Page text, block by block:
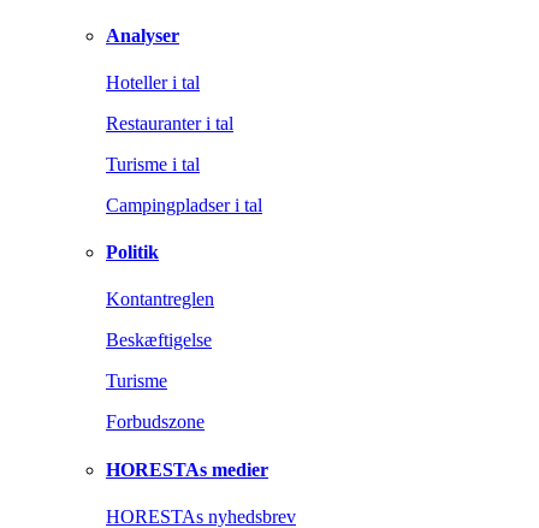
Analyser
Hoteller i tal
Restauranter i tal
Turisme i tal
Campingpladser i tal
Politik
Kontantreglen
Beskæftigelse
Turisme
Forbudszone
HORESTAs medier
HORESTAs nyhedsbrev